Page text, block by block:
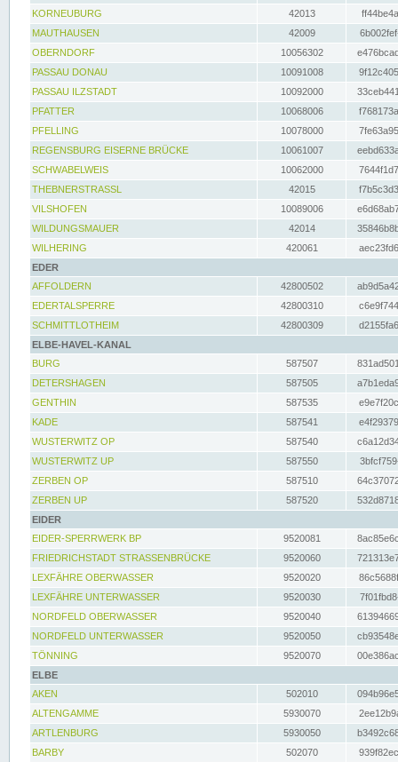
KORNEUBURG
42013
MAUTHAUSEN
42009
OBERNDORF
10056302
PASSAU DONAU
10091008
PASSAU ILZSTADT
10092000
PFATTER
10068006
PFELLING
10078000
REGENSBURG EISERNE BRÜCKE
10061007
SCHWABELWEIS
10062000
THEBNERSTRASSL
42015
VILSHOFEN
10089006
WILDUNGSMAUER
42014
WILHERING
420061
EDER
AFFOLDERN
42800502
EDERTALSPERRE
42800310
SCHMITTLOTHEIM
42800309
ELBE-HAVEL-KANAL
BURG
587507
DETERSHAGEN
587505
GENTHIN
587535
KADE
587541
WUSTERWITZ OP
587540
WUSTERWITZ UP
587550
ZERBEN OP
587510
ZERBEN UP
587520
EIDER
EIDER-SPERRWERK BP
9520081
FRIEDRICHSTADT STRASSENBRÜCKE
9520060
LEXFÄHRE OBERWASSER
9520020
LEXFÄHRE UNTERWASSER
9520030
NORDFELD OBERWASSER
9520040
NORDFELD UNTERWASSER
9520050
TÖNNING
9520070
ELBE
AKEN
502010
ALTENGAMME
5930070
ARTLENBURG
5930050
BARBY
502070